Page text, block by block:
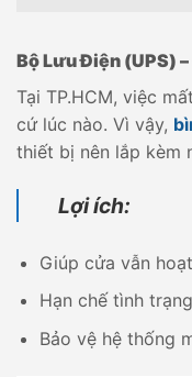
Bộ Lưu Điện (UPS)
Tại TP.HCM, việc
cứ lúc nào. Vì vậy,
thiết bị nên lắp kèm
Lợi ích:
Giúp cửa vẫn
Hạn chế tình
Bảo vệ hệ thống